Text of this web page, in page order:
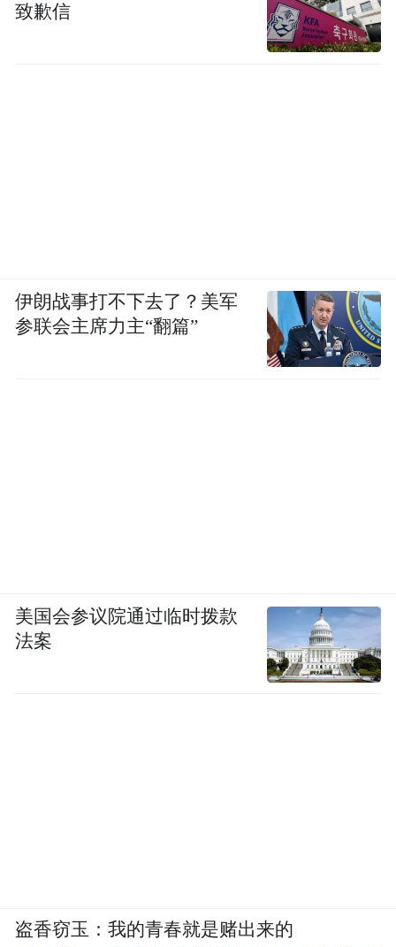
致歉信
伊朗战事打不下去了？美军
参联会主席力主“翻篇”
美国会参议院通过临时拨款
法案
盗香窃玉：我的青春就是赌出来的